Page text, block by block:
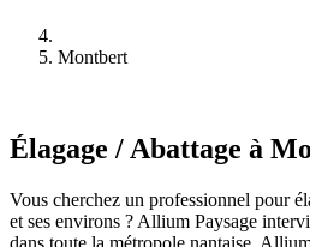
Montbert
Élagage / Abattage à
Vous cherchez un professionnel pour
et ses environs ? Allium Paysage
dans toute la métropole nantaise.